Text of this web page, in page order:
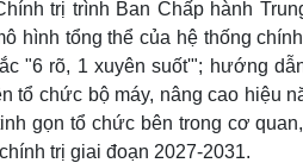
trị trình Ban Chấp hành
hình tổng thể của hệ thống
"6 rõ, 1 xuyên suốt'"; hướng
tổ chức bộ máy, nâng cao hiệu
gọn tổ chức bên trong cơ
trị giai đoạn 2027-2031.